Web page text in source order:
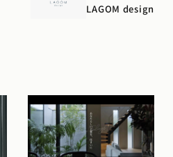
LAGOM design